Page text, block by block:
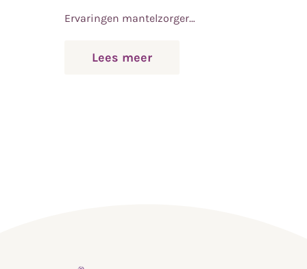
Ervaringen mantelzorger…
Lees meerover